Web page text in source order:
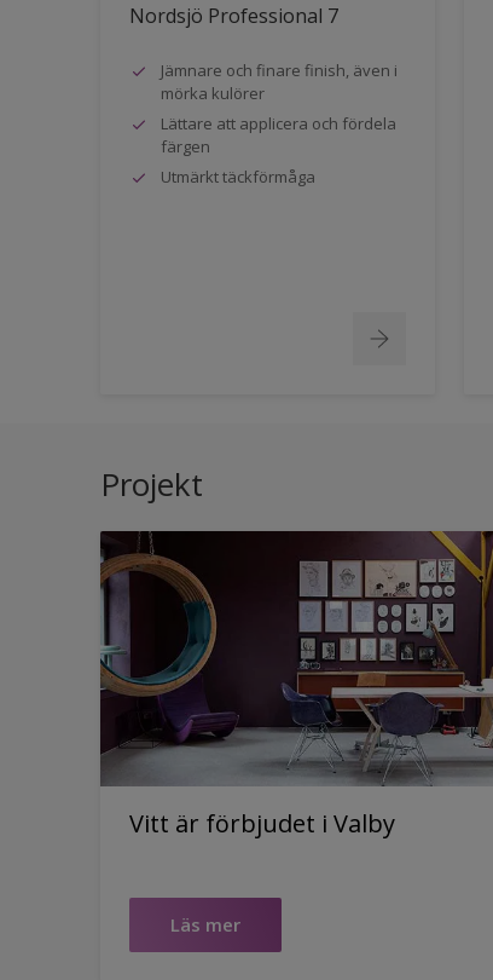
Nordsjö Professional 7
Jämnare och finare finish, även i
mörka kulörer
Lättare att applicera och fördela
färgen
Utmärkt täckförmåga
Projekt
Vitt är förbjudet i Valby
Läs mer